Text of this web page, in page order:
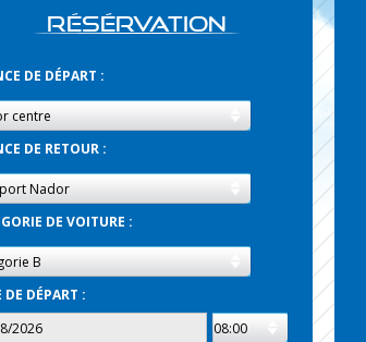
RÉSÉRVATION
DE DÉPART :
DE RETOUR :
DE VOITURE :
DE DÉPART :